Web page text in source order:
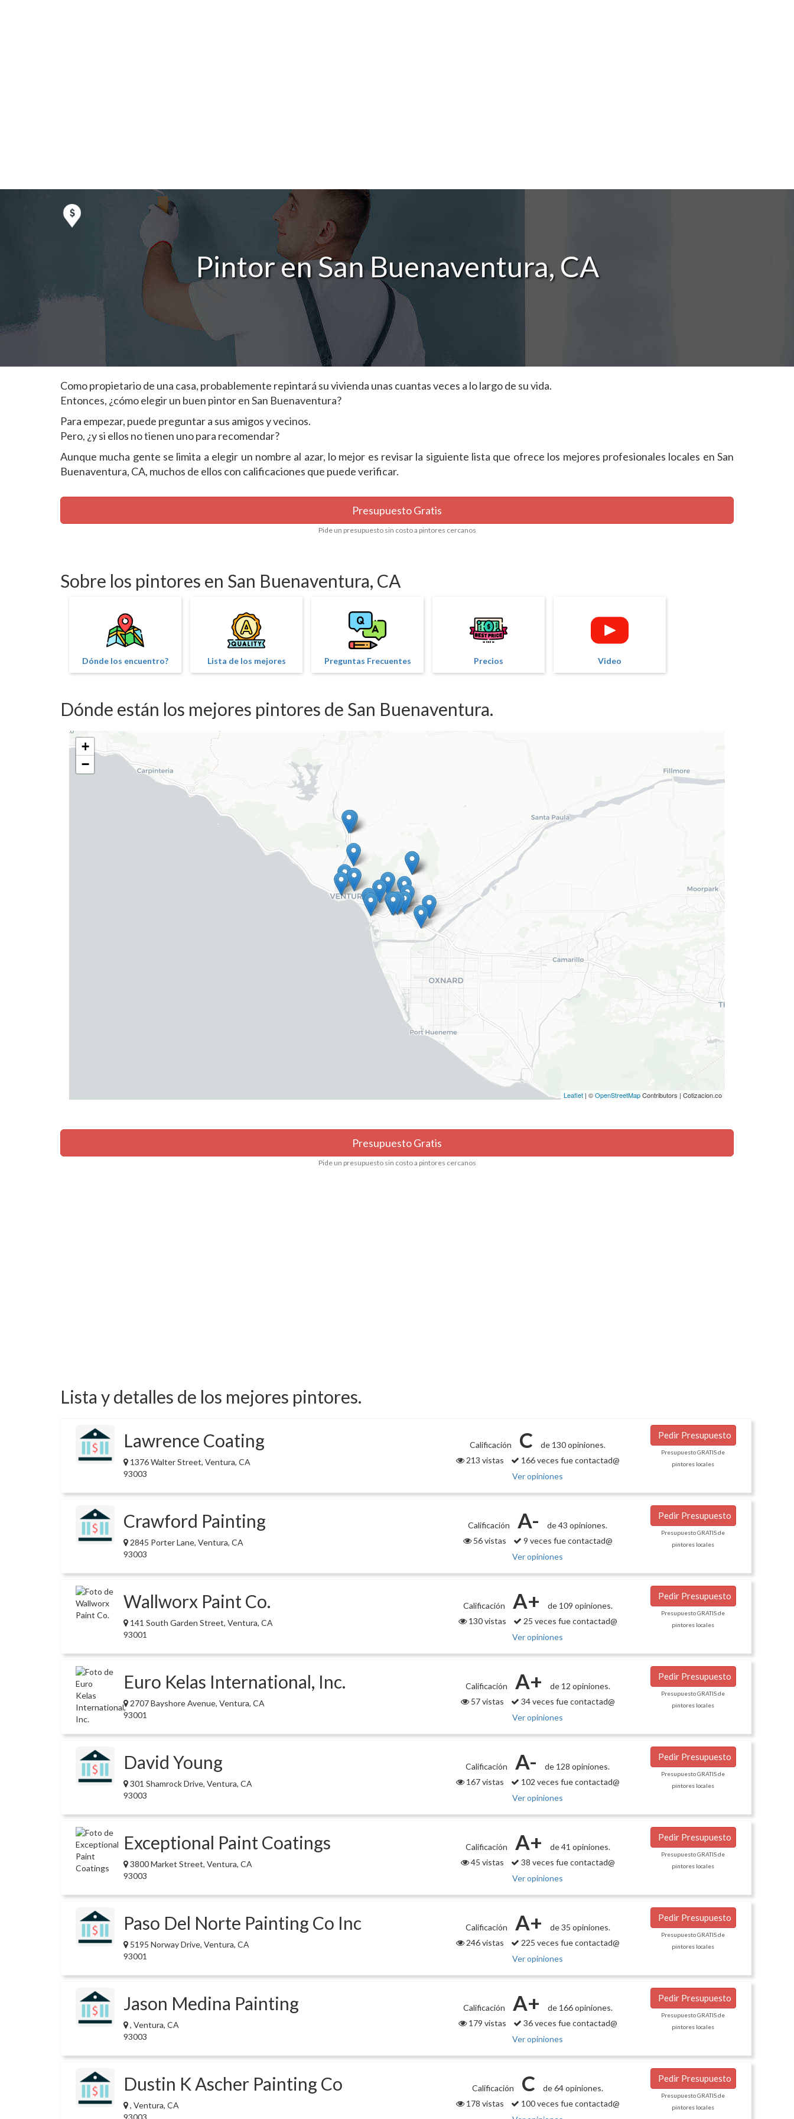
Pintor en San Buenaventura, CA
Como propietario de una casa, probablemente repintará su vivienda unas cuantas veces a lo largo de su vida.
Entonces, ¿cómo elegir un buen pintor en San Buenaventura?
Para empezar, puede preguntar a sus amigos y vecinos.
Pero, ¿y si ellos no tienen uno para recomendar?
Aunque mucha gente se limita a elegir un nombre al azar, lo mejor es revisar la siguiente lista que ofrece los mejores profesionales locales en San
Buenaventura, CA, muchos de ellos con calificaciones que puede verificar.
Presupuesto Gratis
Pide un presupuesto sin costo a pintores cercanos
Sobre los pintores en San Buenaventura, CA
Dónde los encuentro? Lista de los mejores Preguntas Frecuentes Precios Video
Dónde están los mejores pintores de San Buenaventura.
+
−
Leaflet | ©OpenStreetMapContributors | Cotizacion.co
Presupuesto Gratis
Pide un presupuesto sin costo a pintores cercanos
Lista y detalles de los mejores pintores.
Lawrence Coating
1376 Walter Street, Ventura, CA
93003
Calificación C
de 130 opiniones.
213 vistas
166 veces fue contactad@
Ver opiniones
Pedir Presupuesto
Presupuesto GRATIS de
pintores locales
Crawford Painting
2845 Porter Lane, Ventura, CA
93003
Calificación A-
de 43 opiniones.
56 vistas
9 veces fue contactad@
Ver opiniones
Pedir Presupuesto
Presupuesto GRATIS de
pintores locales
Wallworx Paint Co.
141 South Garden Street, Ventura, CA
93001
Calificación A+
de 109 opiniones.
130 vistas
25 veces fue contactad@
Ver opiniones
Pedir Presupuesto
Presupuesto GRATIS de
pintores locales
Euro Kelas International, Inc.
2707 Bayshore Avenue, Ventura, CA
93001
Calificación A+
de 12 opiniones.
57 vistas
34 veces fue contactad@
Ver opiniones
Pedir Presupuesto
Presupuesto GRATIS de
pintores locales
David Young
301 Shamrock Drive, Ventura, CA
93003
Calificación A-
de 128 opiniones.
167 vistas
102 veces fue contactad@
Ver opiniones
Pedir Presupuesto
Presupuesto GRATIS de
pintores locales
Exceptional Paint Coatings
3800 Market Street, Ventura, CA
93003
Calificación A+
de 41 opiniones.
45 vistas
38 veces fue contactad@
Ver opiniones
Pedir Presupuesto
Presupuesto GRATIS de
pintores locales
Paso Del Norte Painting Co Inc
5195 Norway Drive, Ventura, CA
93001
Calificación A+
de 35 opiniones.
246 vistas
225 veces fue contactad@
Ver opiniones
Pedir Presupuesto
Presupuesto GRATIS de
pintores locales
Jason Medina Painting
, Ventura, CA
93003
Calificación A+
de 166 opiniones.
179 vistas
36 veces fue contactad@
Ver opiniones
Pedir Presupuesto
Presupuesto GRATIS de
pintores locales
Dustin K Ascher Painting Co
, Ventura, CA
Calificación C
de 64 opiniones.
178 vistas
100 veces fue contactad@
Pedir Presupuesto
Presupuesto GRATIS de
pintores locales